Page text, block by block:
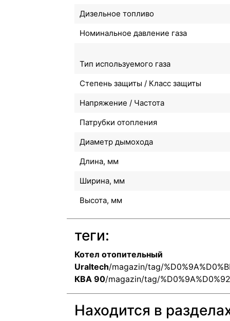
Дизельное топливо
Номинальное давление газа
Тип используемого газа
Степень защиты / Класс защиты
Напряжение / Частота
Патрубки отопления
Диаметр дымохода
Длина, мм
Ширина, мм
Высота, мм
теги:
Котел отопительный
Uraltech/magazin/tag/
КВА 90/magazin/tag/
Находится в